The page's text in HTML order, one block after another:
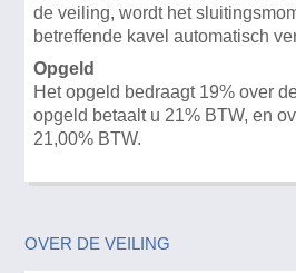
de veiling, wordt het
betreffende kavel automatisch
Opgeld
Het opgeld bedraagt 19% over
opgeld betaalt u 21% BTW, en
21,00% BTW.
OVER DE VEILING